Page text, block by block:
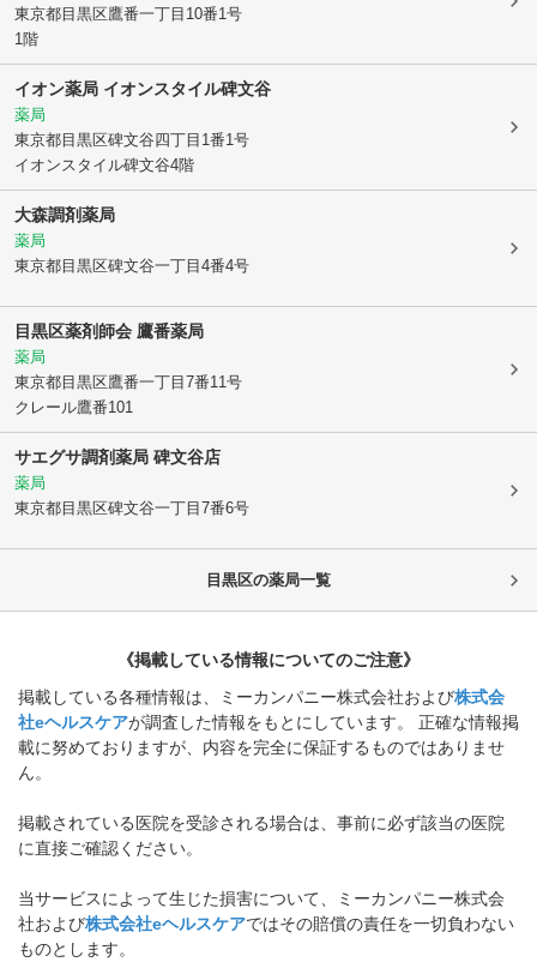
東京都目黒区鷹番一丁目10番1号
1階
イオン薬局 イオンスタイル碑文谷
薬局
東京都目黒区碑文谷四丁目1番1号
イオンスタイル碑文谷4階
大森調剤薬局
薬局
東京都目黒区碑文谷一丁目4番4号
目黒区薬剤師会 鷹番薬局
薬局
東京都目黒区鷹番一丁目7番11号
クレール鷹番101
サエグサ調剤薬局 碑文谷店
薬局
東京都目黒区碑文谷一丁目7番6号
目黒区の薬局一覧
《掲載している情報についてのご注意》
掲載している各種情報は、ミーカンパニー株式会社および株式会
社eヘルスケアが調査した情報をもとにしています。 正確な情報掲
載に努めておりますが、内容を完全に保証するものではありませ
ん。
掲載されている医院を受診される場合は、事前に必ず該当の医院
に直接ご確認ください。
当サービスによって生じた損害について、ミーカンパニー株式会
社および株式会社eヘルスケアではその賠償の責任を一切負わない
ものとします。